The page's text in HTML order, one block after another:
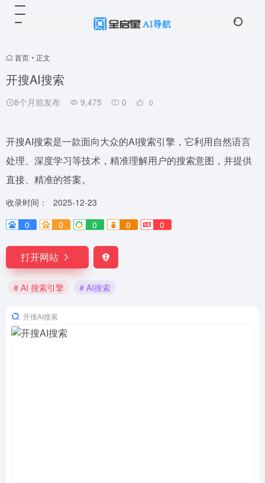
首页 • 正文
开搜AI搜索
8个月前发布 9,475 0 0
开搜AI搜索是一款面向大众的AI搜索引擎，它利用自然语言
处理、深度学习等技术，精准理解用户的搜索意图，并提供
直接、精准的答案。
收录时间：
2025-12-23
0
0 0 0 0
打开网站
# AI 搜索引擎 # AI搜索
开搜AI搜索